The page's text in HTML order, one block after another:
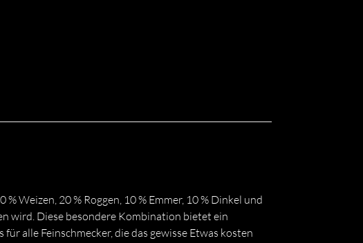
Weizen, 20 % Roggen, 10 % Emmer, 10 % Dinkel und
wird. Diese besondere Kombination bietet ein
alle Feinschmecker, die das gewisse Etwas kosten